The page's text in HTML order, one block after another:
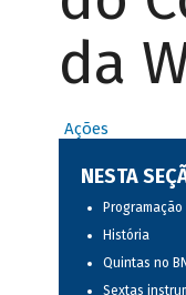
da
Ações
NESTA
Programação
História
Quintas no
Sextas